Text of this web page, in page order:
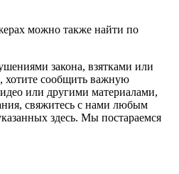
можно также найти по
закона, взятками или
хотите сообщить важную
или другими материалами,
свяжитесь с нами любым
здесь. Мы постараемся